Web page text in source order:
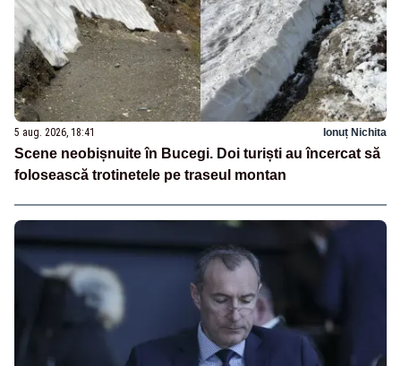
5 aug. 2026, 18:41 Ionuț Nichita
Scene neobișnuite în Bucegi. Doi turiști au încercat să
folosească trotinetele pe traseul montan